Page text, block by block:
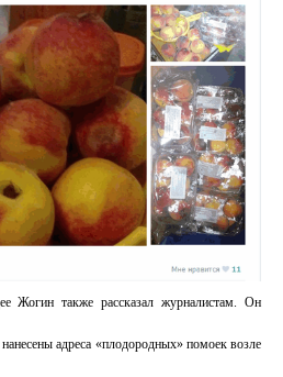
Жогин также рассказал журналистам. Он
адреса «плодородных» помоек возле